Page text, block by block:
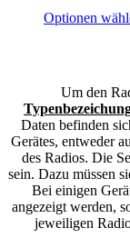
Optionen
Um den
Daten befinden
Gerätes, entweder
des Radios. Die
sein. Dazu müssen
Bei einigen
angezeigt werden,
jeweiligen